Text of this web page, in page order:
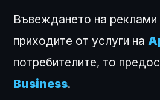
Въвеждането на реклами
приходите от услуги на
потребителите, то
Business.